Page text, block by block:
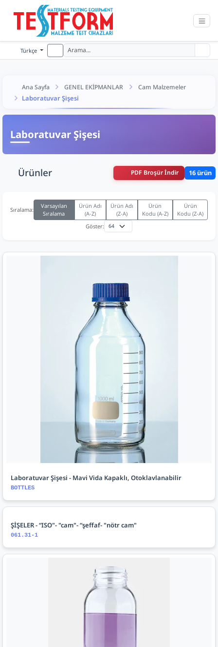
Türkçe
Ana Sayfa GENEL EKİPMANLAR Cam Malzemeler
Laboratuvar Şişesi
Laboratuvar Şişesi
Ürünler PDF Broşür İndir 16 ürün
Sıralama:
Varsayılan
Sıralama
Ürün Adı
(A-Z)
Ürün Adı
(Z-A)
Ürün
Kodu (A-Z)
Ürün
Kodu (Z-A)
Göster:
Laboratuvar Şişesi - Mavi Vida Kapaklı, Otoklavlanabilir
BOTTLES
ŞİŞELER - “ISO"- "cam"- “şeffaf- "nötr cam"
061.31-1